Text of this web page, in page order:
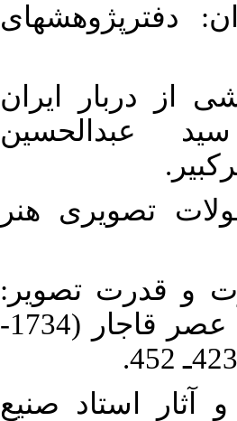
دفترپژوهشهای
(1395)، گزارشی از دربار ایران
ترجمه سید عبدالحسین
سیامک. (1395)، تحولات تصویری هنر
تصویرقدرت و قدرت تصویر:
نیت و نتیجه در نخستین نقاشیهای عصر قاجار (1734-
زندگی و آثار استاد صنیع